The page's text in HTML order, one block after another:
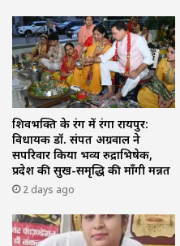
शिवभक्ति के रंग में रंगा रायपुर:
विधायक डॉ. संपत अग्रवाल ने
सपरिवार किया भव्य रुद्राभिषेक,
प्रदेश की सुख-समृद्धि की माँगी मन्नत
2 days ago